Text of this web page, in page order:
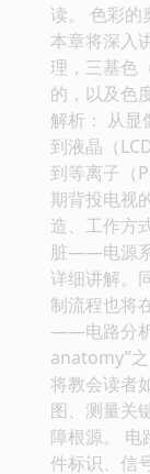
读。 色彩的
本章将深入
理，三基色
的，以及色
解析： 从显
到液晶（
到等离子（
期背投电视
造、工作方
脏——电源
详细讲解。
制流程也将
——电路分析
anatomy”
将教会读者
图、测量关
障根源。 电
件标识、信